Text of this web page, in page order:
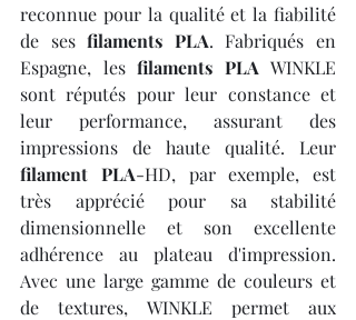
reconnue pour la qualité et la fiabilité
de ses filaments PLA. Fabriqués en
Espagne, les filaments PLA WINKLE
sont réputés pour leur constance et
leur performance, assurant des
filament PLA-HD, par exemple, est
très apprécié pour sa stabilité
dimensionnelle et son excellente
adhérence au plateau d'impression.
Avec une large gamme de couleurs et
de textures, WINKLE permet aux